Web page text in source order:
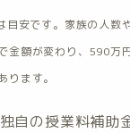
目安です。家族の人数
金額が変わり、590万
ります。
自の授業料補助